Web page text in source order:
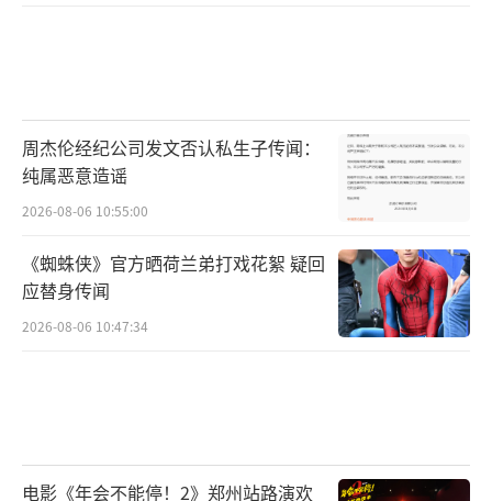
周杰伦经纪公司发文否认私生子传闻：
纯属恶意造谣
2026-08-06 10:55:00
《蜘蛛侠》官方晒荷兰弟打戏花絮 疑回
应替身传闻
2026-08-06 10:47:34
电影《年会不能停！2》郑州站路演欢